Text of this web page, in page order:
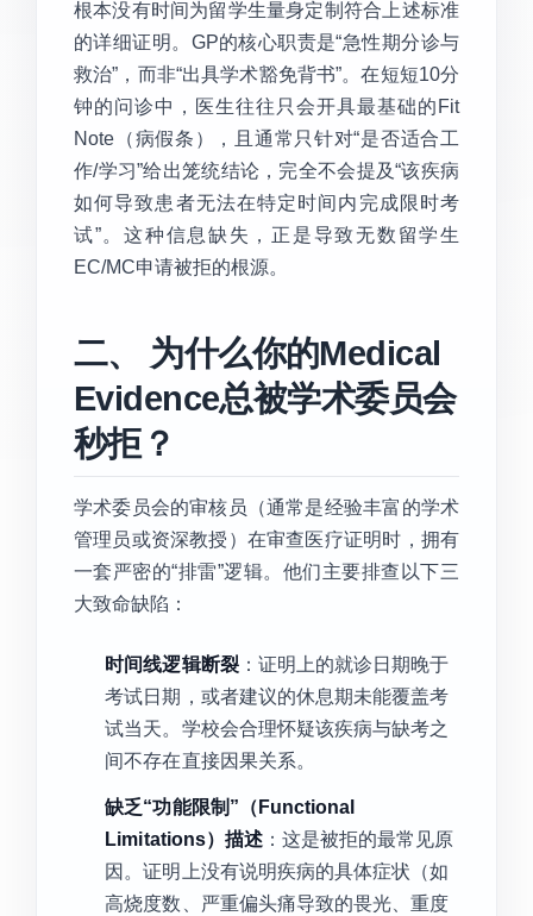
根本没有时间为留学生量身定制符合上述标准
的详细证明。GP的核心职责是“急性期分诊与
救治”，而非“出具学术豁免背书”。在短短10分
钟的问诊中，医生往往只会开具最基础的Fit
Note（病假条），且通常只针对“是否适合工
作/学习”给出笼统结论，完全不会提及“该疾病
如何导致患者无法在特定时间内完成限时考
试”。这种信息缺失，正是导致无数留学生
EC/MC申请被拒的根源。
二、 为什么你的Medical
Evidence总被学术委员会
秒拒？
学术委员会的审核员（通常是经验丰富的学术
管理员或资深教授）在审查医疗证明时，拥有
一套严密的“排雷”逻辑。他们主要排查以下三
大致命缺陷：
时间线逻辑断裂：证明上的就诊日期晚于
考试日期，或者建议的休息期未能覆盖考
试当天。学校会合理怀疑该疾病与缺考之
间不存在直接因果关系。
缺乏“功能限制”（Functional
Limitations）描述：这是被拒的最常见原
因。证明上没有说明疾病的具体症状（如
高烧度数、严重偏头痛导致的畏光、重度